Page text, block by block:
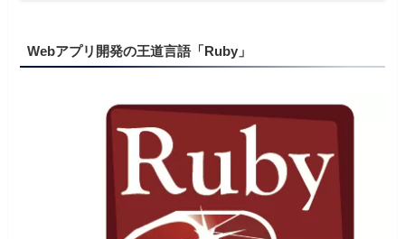
Webアプリ開発の王道言語「Ruby」